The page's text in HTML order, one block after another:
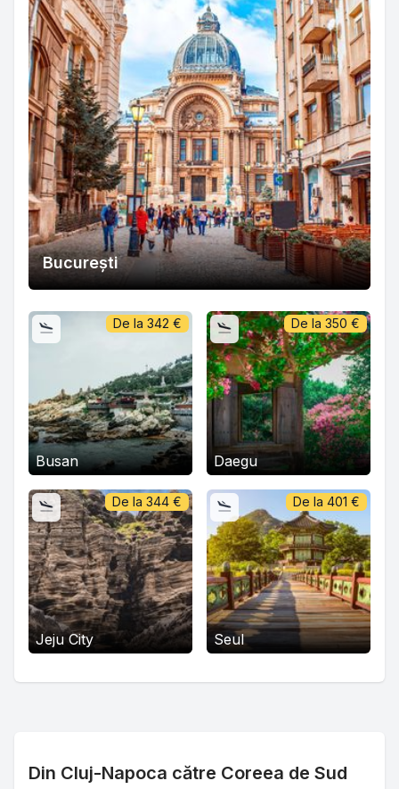
București
Busan
De la 342 €
Daegu
De la 350 €
Jeju City
De la 344 €
Seul
De la 401 €
Din Cluj-Napoca către Coreea de Sud